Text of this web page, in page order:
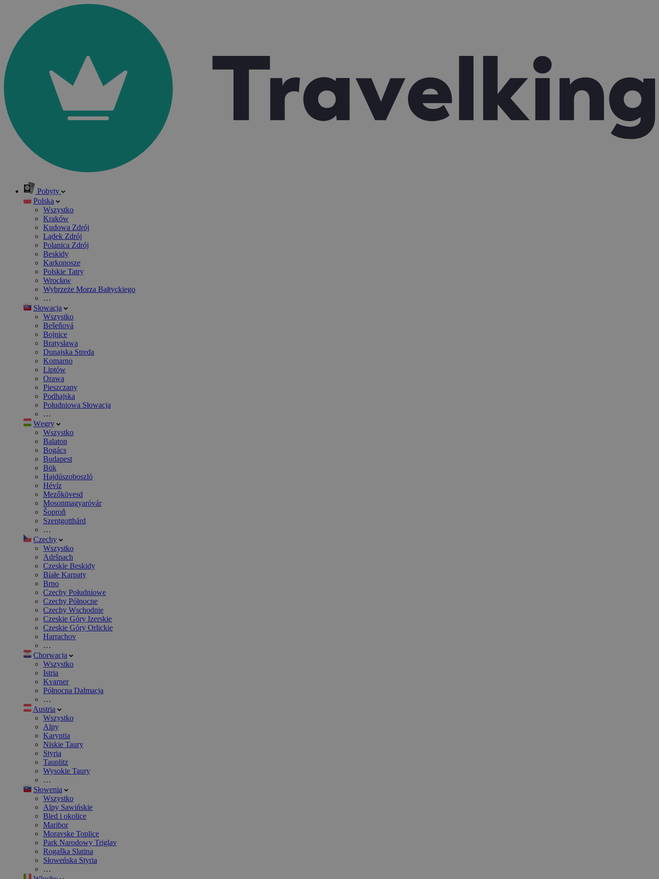
Pobyty
Polska
Wszystko
Kraków
Kudowa Zdrój
Lądek Zdrój
Polanica Zdrój
Beskidy
Karkonosze
Polskie Tatry
Wrocław
Wybrzeże Morza Bałtyckiego
…
Słowacja
Wszystko
Bešeňová
Bojnice
Bratysława
Dunajska Streda
Komarno
Liptów
Orawa
Pieszczany
Podhajska
Południowa Słowacja
…
Węgry
Wszystko
Balaton
Bogács
Budapest
Bük
Hajdúszoboszló
Hévíz
Mezőkövesd
Mosonmagyaróvár
Šoproň
Szentgotthárd
…
Czechy
Wszystko
Adršpach
Czeskie Beskidy
Białe Karpaty
Brno
Czechy Południowe
Czechy Północne
Czechy Wschodnie
Czeskie Góry Izerskie
Czeskie Góry Orlickie
Harrachov
…
Chorwacja
Wszystko
Istria
Kvarner
Północna Dalmacja
…
Austria
Wszystko
Alpy
Karyntia
Niskie Taury
Styria
Tauplitz
Wysokie Taury
…
Słowenia
Wszystko
Alpy Sawińskie
Bled i okolice
Maribor
Moravske Toplice
Park Narodowy Triglav
Rogaška Slatina
Słoweńska Styria
…